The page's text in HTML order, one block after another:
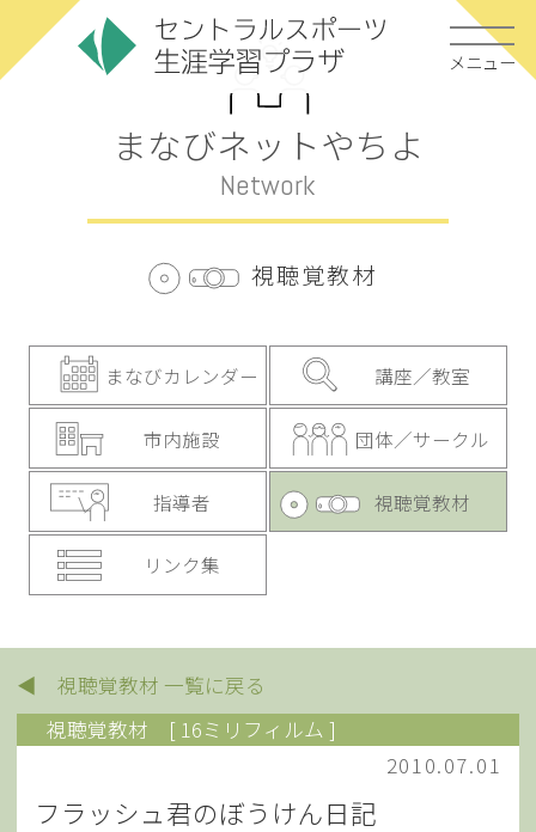
メニュー
まなびネットやちよ
Network
視聴覚教材
まなびカレンダー 講座／教室
市内施設 団体／サークル
指導者 視聴覚教材
リンク集
◀ 視聴覚教材 一覧に戻る
視聴覚教材
[ 16ミリフィルム ]
2010.07.01
フラッシュ君のぼうけん日記